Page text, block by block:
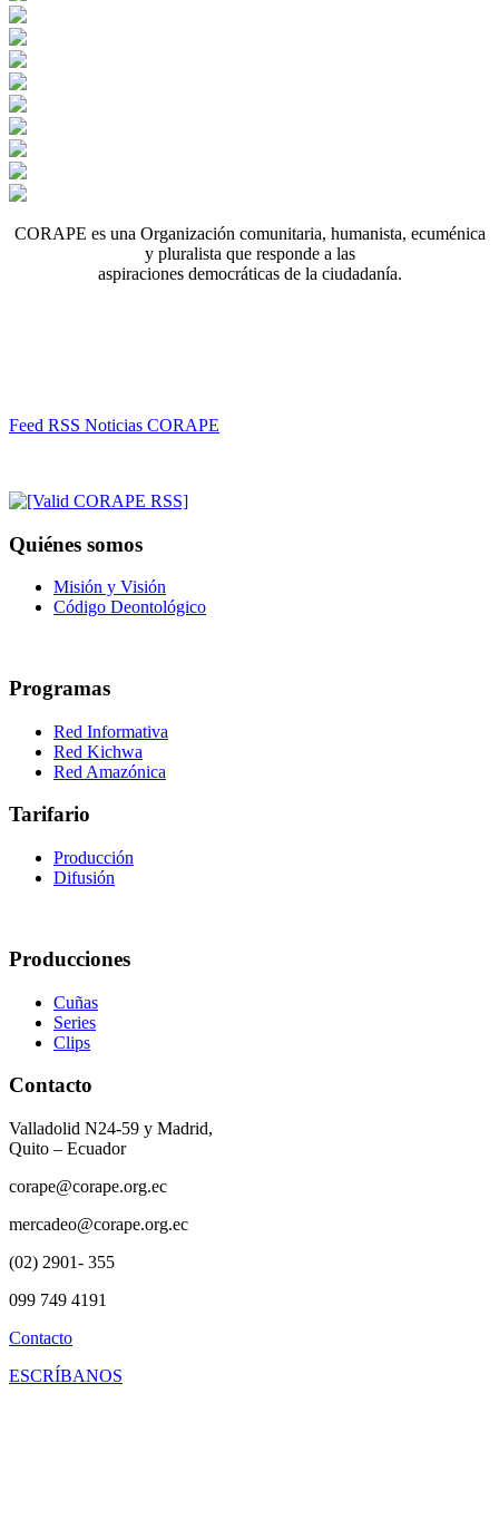
CORAPE es una Organización comunitaria, humanista, ecuménica
y pluralista que responde a las
aspiraciones democráticas de la ciudadanía.
Feed RSS Noticias CORAPE
Quiénes somos
Misión y Visión
Código Deontológico
Programas
Red Informativa
Red Kichwa
Red Amazónica
Tarifario
Producción
Difusión
Producciones
Cuñas
Series
Clips
Contacto
Valladolid N24-59 y Madrid,
Quito – Ecuador
corape@corape.org.ec
mercadeo@corape.org.ec
(02) 2901- 355
099 749 4191
Contacto
ESCRÍBANOS